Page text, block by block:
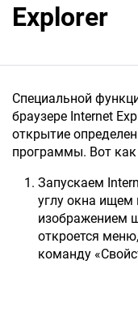
Explorer
Специальной
браузере Internet
открытие
программы. Вот как
Запускаем
углу окна ищем
изображением
откроется
команду